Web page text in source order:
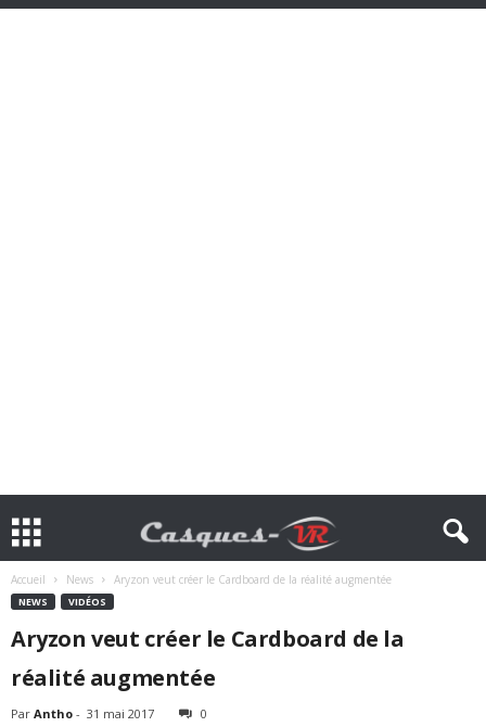
Accueil News Aryzon veut créer le Cardboard de la réalité augmentée
NEWS VIDÉOS
Aryzon veut créer le Cardboard de la
réalité augmentée
Par Antho - 31 mai 2017 0